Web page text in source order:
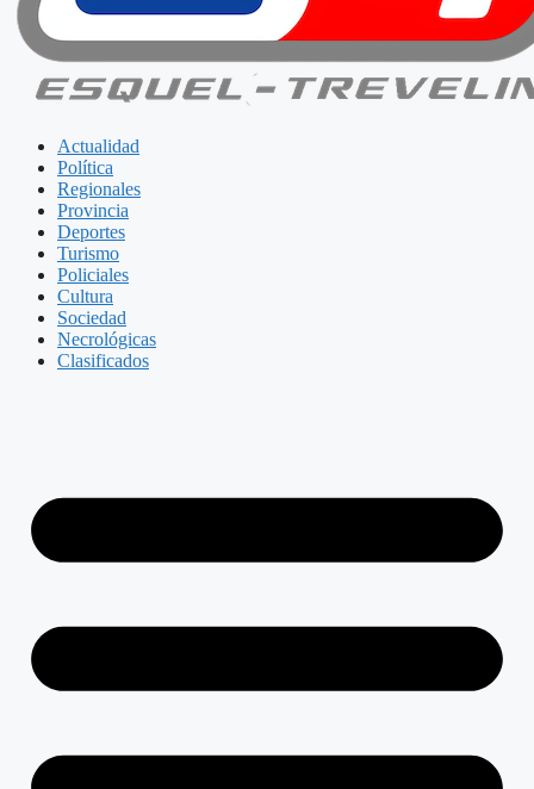
Actualidad
Política
Regionales
Provincia
Deportes
Turismo
Policiales
Cultura
Sociedad
Necrológicas
Clasificados